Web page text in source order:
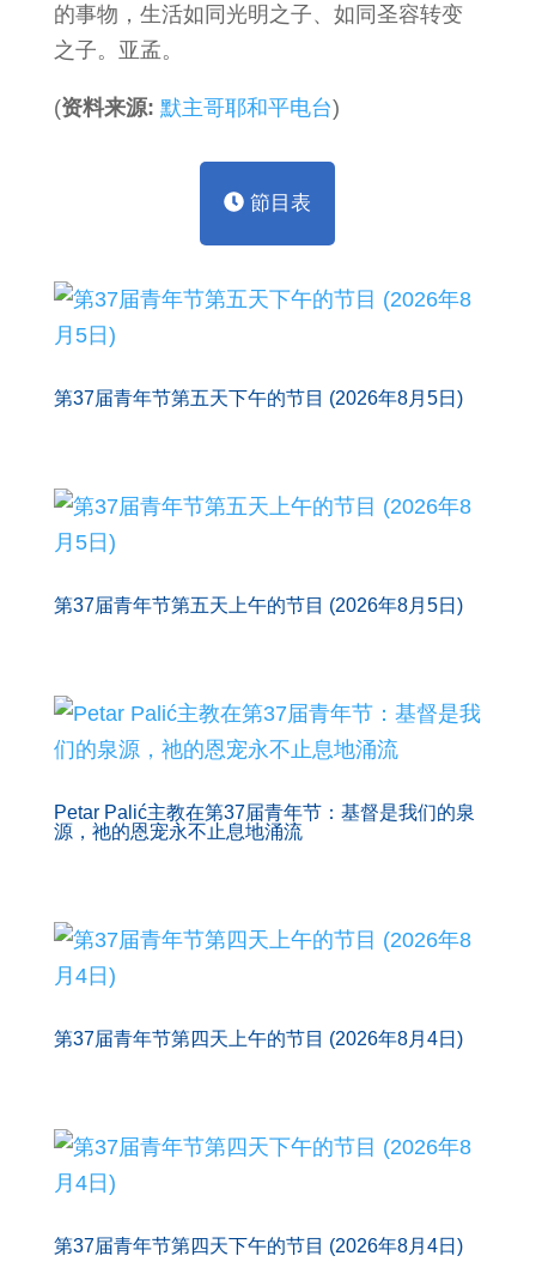
的事物，生活如同光明之子、如同圣容转变
之子。亚孟。
(资料来源: 默主哥耶和平电台)
節目表
第37届青年节第五天下午的节目 (2026年8月5日)
第37届青年节第五天上午的节目 (2026年8月5日)
Petar Palić主教在第37届青年节：基督是我们的泉
源，祂的恩宠永不止息地涌流
第37届青年节第四天上午的节目 (2026年8月4日)
第37届青年节第四天下午的节目 (2026年8月4日)